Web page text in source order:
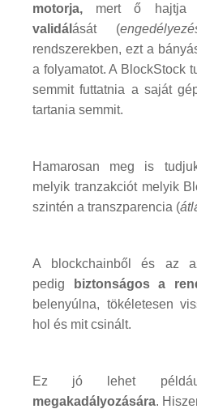
motorja, mert ő hajtja
validál ását (
rendszerekben, ezt a
a folyamatot. A BlockStock
semmit futtatnia a saját
tartania semmit.
Hamarosan meg is
melyik tranzakciót melyik
szintén a transzparencia (
A blockchainből és az
pedig
biztonságos a
belenyúlna, tökéletesen
hol és mit csinált.
Ez jó lehet
megakadályozására.